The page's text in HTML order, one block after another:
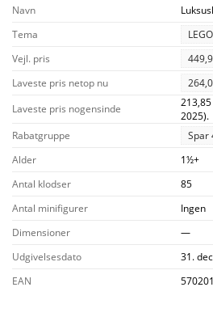
Navn
Tema
Vejl. pris
Laveste pris netop nu
Laveste pris nogensinde
2025).
Rabatgruppe
Spar
Alder
1½+
Antal klodser
85
Antal minifigurer
Ingen
Dimensioner
—
Udgivelsesdato
31.
EAN